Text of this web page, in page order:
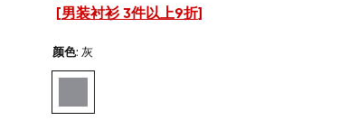
男装衬衫 3件以上9折]
颜色: 灰